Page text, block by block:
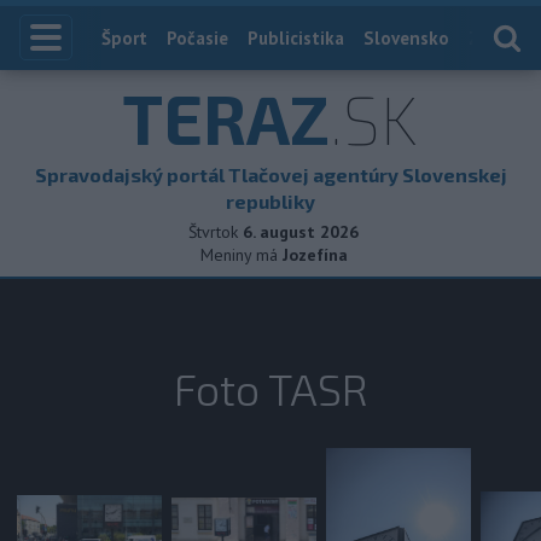
Index
Šport Počasie Publicistika Slovensko
TERAZ.SK
Spravodajský portál Tlačovej agentúry Slovenskej
republiky
Štvrtok 6. august 2026
Meniny má Jozefína
Foto TASR